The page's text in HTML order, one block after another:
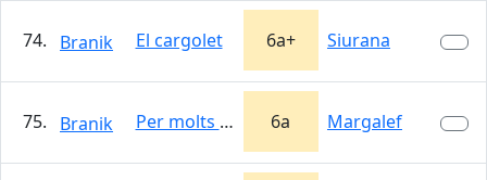
74. Branik El cargolet 6a+ Siurana
75. Branik Per molts anys 6a Margalef